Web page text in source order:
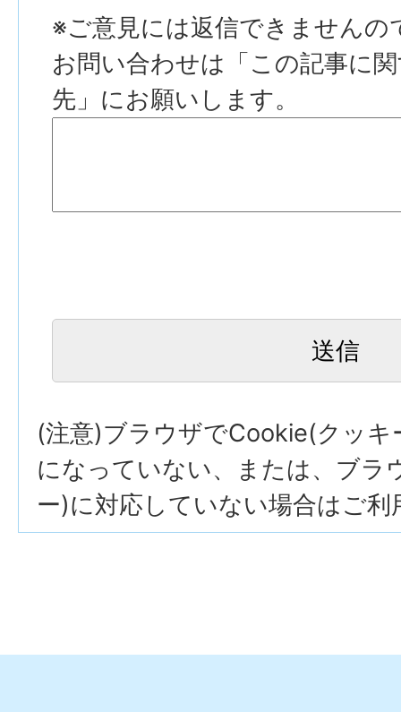
※ご意見には返信できませんの
お問い合わせは「この記事に
先」にお願いします。
(注意)ブラウザでCookie(クッキ
になっていない、または、ブラ
ー)に対応していない場合はご利